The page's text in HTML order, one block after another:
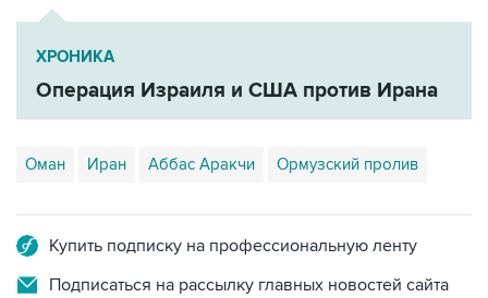
ХРОНИКА
Операция Израиля и США против Ирана
Оман Иран Аббас Аракчи Ормузский пролив
Купить подписку на профессиональную ленту
Подписаться на рассылку главных новостей сайта